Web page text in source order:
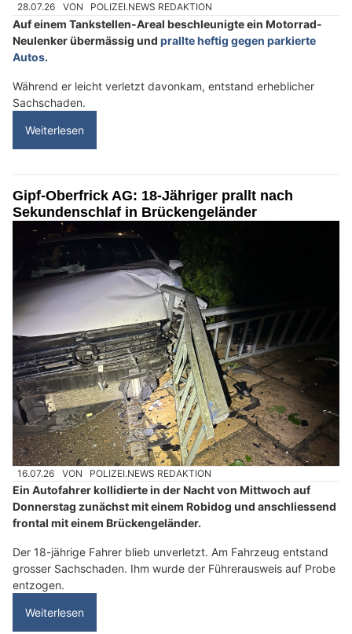
28.07.26 VON POLIZEI.NEWS REDAKTION
Auf einem Tankstellen-Areal beschleunigte ein Motorrad-
Neulenker übermässig und prallte heftig gegen parkierte
Autos.
Während er leicht verletzt davonkam, entstand erheblicher
Sachschaden.
Weiterlesen
Gipf-Oberfrick AG: 18-Jähriger prallt nach
Sekundenschlaf in Brückengeländer
16.07.26 VON POLIZEI.NEWS REDAKTION
Ein Autofahrer kollidierte in der Nacht von Mittwoch auf
Donnerstag zunächst mit einem Robidog und anschliessend
frontal mit einem Brückengeländer.
Der 18-jährige Fahrer blieb unverletzt. Am Fahrzeug entstand
grosser Sachschaden. Ihm wurde der Führerausweis auf Probe
entzogen.
Weiterlesen